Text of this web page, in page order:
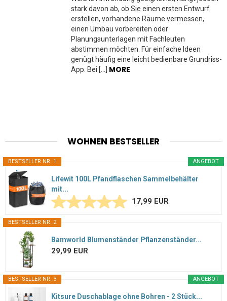
stark davon ab, ob Sie einen ersten Entwurf
erstellen, vorhandene Räume vermessen,
einen Umbau vorbereiten oder
Planungsunterlagen mit Fachleuten
abstimmen möchten. Für einfache Ideen
genügt häufig eine leicht bedienbare Grundriss-
App. Bei […] MORE
WOHNEN BESTSELLER
ANGEBOT
BESTSELLER NR. 1
Lifewit 100L Pfandflaschen Sammelbehälter
mit...
17,99 EUR
BESTSELLER NR. 2
Bamworld Blumenständer Pflanzenständer...
29,99 EUR
ANGEBOT
BESTSELLER NR. 3
Kitsure Duschablage ohne Bohren - 2 Stück...